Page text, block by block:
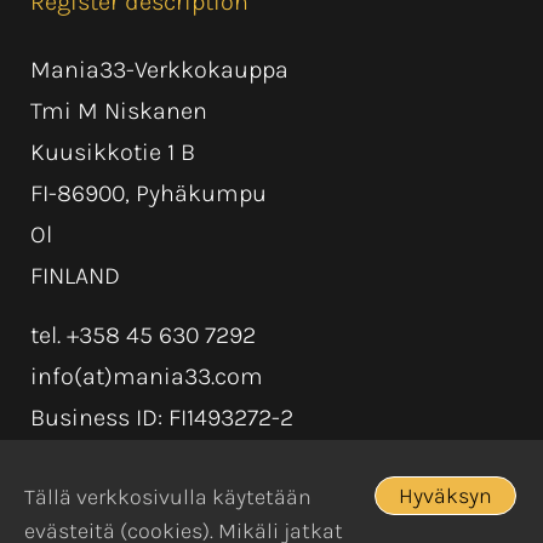
Mania33-Verkkokauppa
Tmi M Niskanen
Kuusikkotie 1 B
FI-86900, Pyhäkumpu
Ol
FINLAND
tel. +358 45 630 7292
info(at)mania33.com
Business ID: FI1493272-2
Tällä verkkosivulla käytetään
evästeitä (cookies). Mikäli jatkat
Hyväksyn